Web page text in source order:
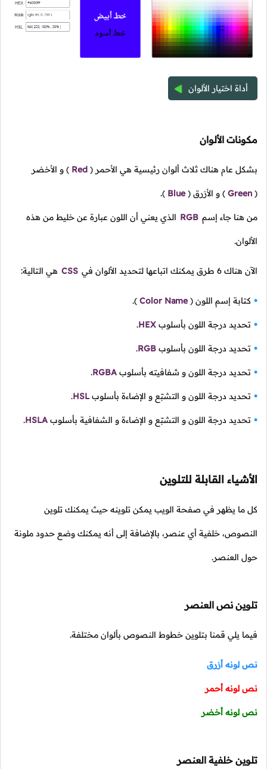
أداة اختيار الألوان
مكونات الألوان
بشكل عام هناك ثلاث ألوان رئيسية هي الأحمر (
Red
) و الأخضر
(
Green
) و الأزرق (
Blue
).
من هنا جاء إسم RGB الذي يعني أن اللون عبارة عن خليط من هذه
الألوان.
الآن هناك 6 طرق يمكنك اتباعها لتحديد الألوان في CSS هي التالية:
كتابة إسم اللون (
Color Name
).
تحديد درجة اللون بأسلوب HEX
.
تحديد درجة اللون بأسلوب RGB
.
تحديد درجة اللون و شفافيته بأسلوب RGBA
.
تحديد درجة اللون و التشبّع و الإضاءة بأسلوب HSL
.
تحديد درجة اللون و التشبّع و الإضاءة و الشفافية بأسلوب HSLA
.
الأشياء القابلة للتلوين
كل ما يظهر في صفحة الويب يمكن تلوينه حيث يمكنك تلوين
النصوص، خلفية أي عنصر، بالإضافة إلى أنه يمكنك وضع حدود ملونة
حول العنصر.
تلوين نص العنصر
فيما يلي قمنا بتلوين خطوط النصوص بألوان مختلفة.
نص لونه أزرق
نص لونه أحمر
نص لونه أخضر
تلوين خلفية العنصر